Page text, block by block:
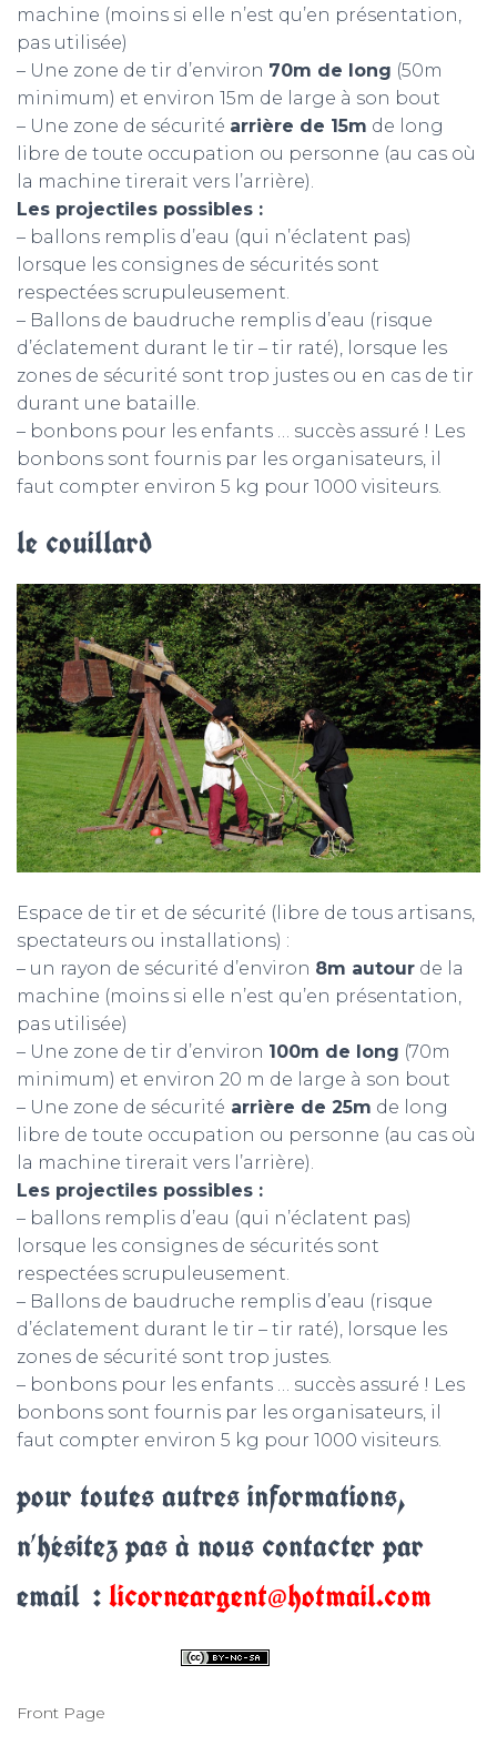
machine (moins si elle n’est qu’en présentation,
pas utilisée)
– Une zone de tir d’environ 70m de long (50m
minimum) et environ 15m de large à son bout
– Une zone de sécurité arrière de 15m de long
libre de toute occupation ou personne (au cas où
la machine tirerait vers l’arrière).
Les projectiles possibles :
– ballons remplis d’eau (qui n’éclatent pas)
lorsque les consignes de sécurités sont
respectées scrupuleusement.
– Ballons de baudruche remplis d’eau (risque
d’éclatement durant le tir – tir raté), lorsque les
zones de sécurité sont trop justes ou en cas de tir
durant une bataille.
– bonbons pour les enfants … succès assuré ! Les
bonbons sont fournis par les organisateurs, il
faut compter environ 5 kg pour 1000 visiteurs.
le couillard
Espace de tir et de sécurité (libre de tous artisans,
spectateurs ou installations) :
– un rayon de sécurité d’environ 8m autour de la
machine (moins si elle n’est qu’en présentation,
pas utilisée)
– Une zone de tir d’environ 100m de long (70m
minimum) et environ 20 m de large à son bout
– Une zone de sécurité arrière de 25m de long
libre de toute occupation ou personne (au cas où
la machine tirerait vers l’arrière).
Les projectiles possibles :
– ballons remplis d’eau (qui n’éclatent pas)
lorsque les consignes de sécurités sont
respectées scrupuleusement.
– Ballons de baudruche remplis d’eau (risque
d’éclatement durant le tir – tir raté), lorsque les
zones de sécurité sont trop justes.
– bonbons pour les enfants … succès assuré ! Les
bonbons sont fournis par les organisateurs, il
faut compter environ 5 kg pour 1000 visiteurs.
pour toutes autres informations,
n’hésitez pas à nous contacter par
email :licorneargent@hotmail.com
Front Page